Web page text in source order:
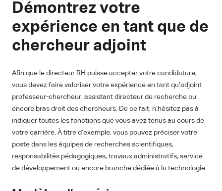
Démontrez votre
expérience en tant que de
chercheur adjoint
Afin que le directeur RH puisse accepter votre candidature,
vous devez faire valoriser votre expérience en tant qu’adjoint
professeur-chercheur, assistant directeur de recherche ou
encore bras droit des chercheurs. De ce fait, n’hésitez pas à
indiquer toutes les fonctions que vous avez tenus au cours de
votre carrière. À titre d’exemple, vous pouvez préciser votre
poste dans les équipes de recherches scientifiques,
responsabilités pédagogiques, travaux administratifs, service
de développement ou encore branche dédiée à la technologie.